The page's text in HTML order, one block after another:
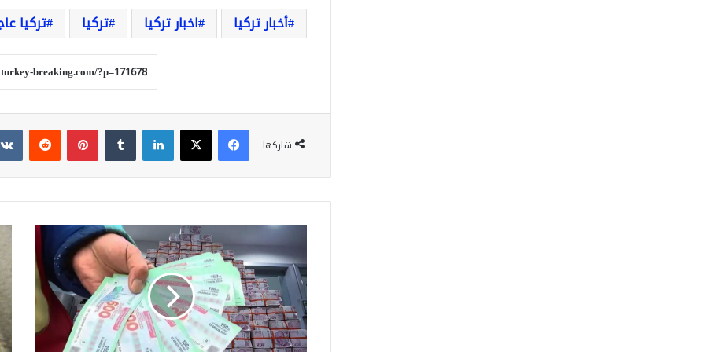
أخبار تركيا اخبار تركيا تركيا تركيا
شاركها
فيسبوك‫X لينكدإن بينتيريست
الأرقام
الفائزة
باليانصيب
التركي
2025
بث
مباشر
هل
زيادة
على